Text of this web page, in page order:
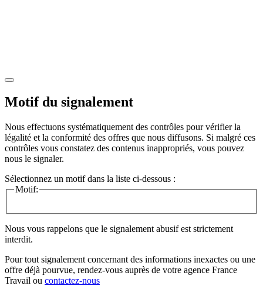
Motif du signalement
Nous effectuons systématiquement des contrôles pour vérifier la
légalité et la conformité des offres que nous diffusons. Si malgré ces
contrôles vous constatez des contenus inappropriés, vous pouvez
nous le signaler.
Sélectionnez un motif dans la liste ci-dessous :
Motif:
Nous vous rappelons que le signalement abusif est strictement
interdit.
Pour tout signalement concernant des informations inexactes ou une
offre déjà pourvue, rendez-vous auprès de votre agence France
Travail ou contactez-nous